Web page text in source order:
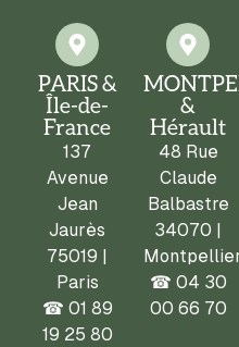
PARIS &
Île-de-
France
137
Avenue
Jean
Jaurès
75019 |
Paris
☎ 01 89
19 25 80
&
Hérault
48 Rue
Claude
Balbastre
34070 |
☎ 04 30
00 66 70